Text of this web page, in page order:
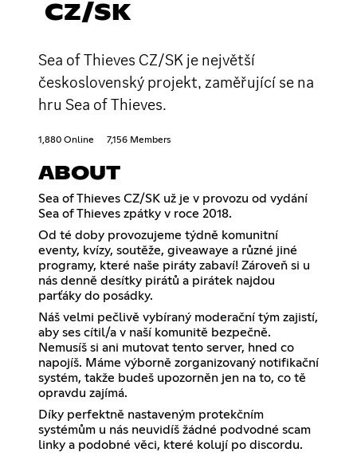
CZ/SK
Sea of Thieves CZ/SK je největší
československý projekt, zaměřující se na
hru Sea of Thieves.
1,880 Online 7,156 Members
ABOUT
Sea of Thieves CZ/SK už je v provozu od vydání
Sea of Thieves zpátky v roce 2018.
Od té doby provozujeme týdně komunitní
eventy, kvízy, soutěže, giveawaye a různé jiné
programy, které naše piráty zabaví! Zároveň si u
nás denně desítky pirátů a pirátek najdou
parťáky do posádky.
Náš velmi pečlivě vybíraný moderační tým zajistí,
aby ses cítil/a v naší komunitě bezpečně.
Nemusíš si ani mutovat tento server, hned co
napojíš. Máme výborně zorganizovaný notifikační
systém, takže budeš upozorněn jen na to, co tě
opravdu zajímá.
Díky perfektně nastaveným protekčním
systémům u nás neuvidíš žádné podvodné scam
linky a podobné věci, které kolují po discordu.